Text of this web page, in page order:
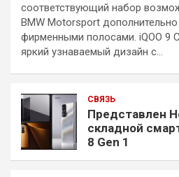
соответствующий набор
BMW Motorsport
фирменными полосами. iQOO 9
яркий узнаваемый дизайн с…
СВЯЗЬ
Представлен
складной
8 Gen 1